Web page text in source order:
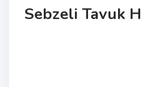
Sebzeli Tavuk